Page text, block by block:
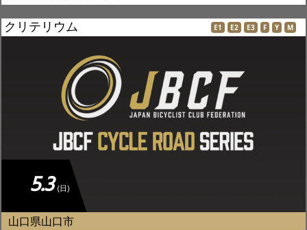
クリテリウム E1 E2 E3 F Y M
5.3 (日)
山口県山口市